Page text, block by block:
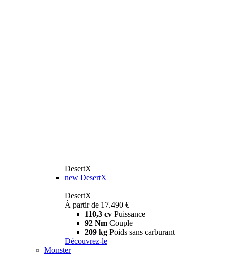
DesertX
new DesertX
DesertX
À partir de 17.490 €
110,3 cv Puissance
92 Nm Couple
209 kg Poids sans carburant
Découvrez-le
Monster